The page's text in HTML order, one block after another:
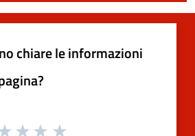
chiare le informazioni